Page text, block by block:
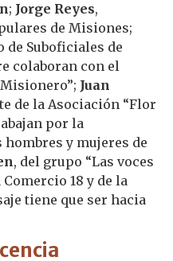
; Jorge Reyes,
de Misiones;
Suboficiales de
colaboran con el
Juan
de la Asociación “Flor
por la
y mujeres de
, del grupo “Las voces
18 y de la
tiene que ser hacia